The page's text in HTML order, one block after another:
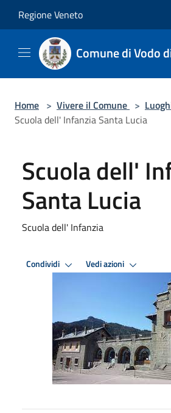
Regione Veneto
Comune di Vodo
Home > Vivere il Comune >
Scuola dell' Infanzia Santa Lucia
Scuola dell'
Santa Lucia
Scuola dell' Infanzia
Condividi Vedi azioni